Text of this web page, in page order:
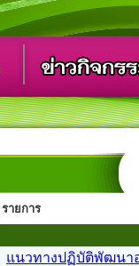
รายการ
แนวทางปฏิบัติพัฒนา